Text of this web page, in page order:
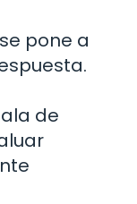
pone a
de